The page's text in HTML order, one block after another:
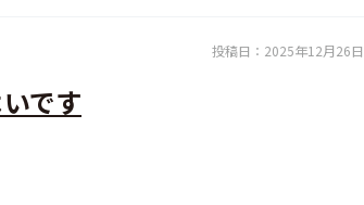
投稿日： 2025年12月26日
です